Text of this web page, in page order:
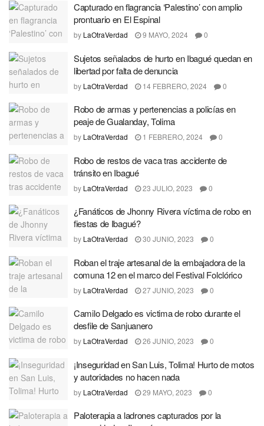
Capturado en flagrancia ‘Palestino’ con amplio
prontuario en El Espinal
by LaOtraVerdad 9 MAYO, 2024 0
Sujetos señalados de hurto en Ibagué quedan en
libertad por falta de denuncia
by LaOtraVerdad 14 FEBRERO, 2024 0
Robo de armas y pertenencias a policías en
peaje de Gualanday, Tolima
by LaOtraVerdad 1 FEBRERO, 2024 0
Robo de restos de vaca tras accidente de
tránsito en Ibagué
by LaOtraVerdad 23 JULIO, 2023 0
¿Fanáticos de Jhonny Rivera víctima de robo en
fiestas de Ibagué?
by LaOtraVerdad 30 JUNIO, 2023 0
Roban el traje artesanal de la embajadora de la
comuna 12 en el marco del Festival Folclórico
by LaOtraVerdad 27 JUNIO, 2023 0
Camilo Delgado es victima de robo durante el
desfile de Sanjuanero
by LaOtraVerdad 26 JUNIO, 2023 0
¡Inseguridad en San Luis, Tolima! Hurto de motos
y autoridades no hacen nada
by LaOtraVerdad 29 MAYO, 2023 0
Paloterapia a ladrones capturados por la